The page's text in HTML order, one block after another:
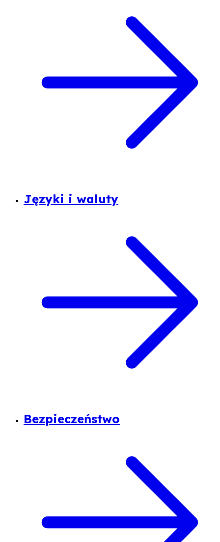
Języki i waluty
Bezpieczeństwo